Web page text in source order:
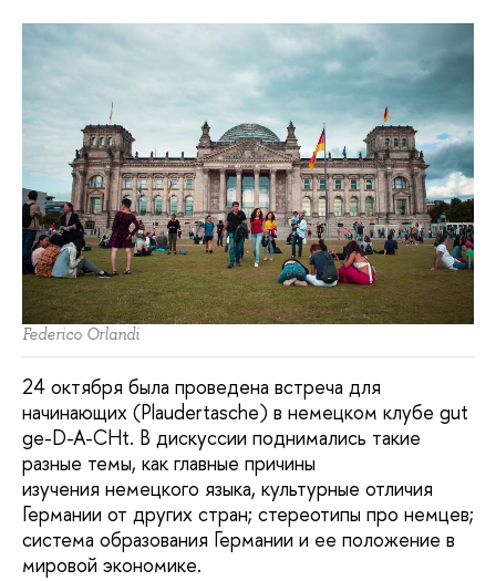
Federico Orlandi
24 октября была проведена встреча для
начинающих (Plaudertasche) в немецком клубе gut
ge-D-A-CHt. В дискуссии поднимались такие
разные темы, как главные причины
изучения немецкого языка, культурные отличия
Германии от других стран; стереотипы про немцев;
система образования Германии и ее положение в
мировой экономике.